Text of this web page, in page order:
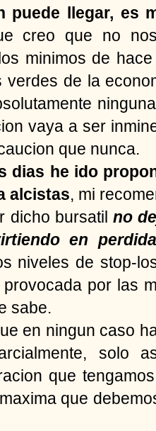
puede llegar, es
creo que no
minimos de
verdes de la
vaya a ser
que nunca.
dias he ido
alcistas, mi
dicho bursatil no
en
niveles de stop-
por las
sabe.
en ningun caso
solo
que
que